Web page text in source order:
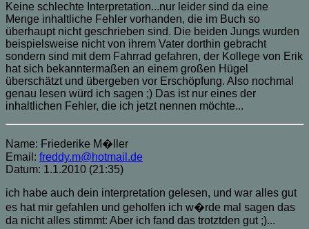
Keine schlechte Interpretation...nur leider sind da eine
Menge inhaltliche Fehler vorhanden, die im Buch so
überhaupt nicht geschrieben sind. Die beiden Jungs wurden
beispielsweise nicht von ihrem Vater dorthin gebracht
sondern sind mit dem Fahrrad gefahren, der Kollege von Erik
hat sich bekanntermaßen an einem großen Hügel
überschätzt und übergeben vor Erschöpfung. Also nochmal
genau lesen würd ich sagen ;) Das ist nur eines der
inhaltlichen Fehler, die ich jetzt nennen möchte...
Name: Friederike M�ller
Email: freddy.m@hotmail.de
Datum: 1.1.2010 (21:35)
ich habe auch dein interpretation gelesen, und war alles gut
es hat mir gefahlen und geholfen ich w�rde mal sagen das
da nicht alles stimmt: Aber ich fand das trotztden gut ;)...